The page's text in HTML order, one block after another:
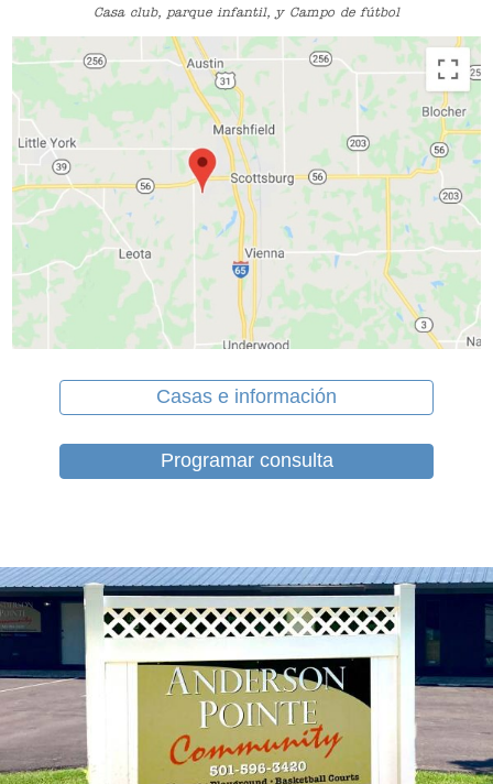
Casa club, parque infantil, y Campo de fútbol
Casas e información
Programar consulta